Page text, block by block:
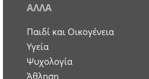
ΑΛΛΑ
Παιδί και Οικογένεια
Υγεία
Ψυχολογία
Άθληση